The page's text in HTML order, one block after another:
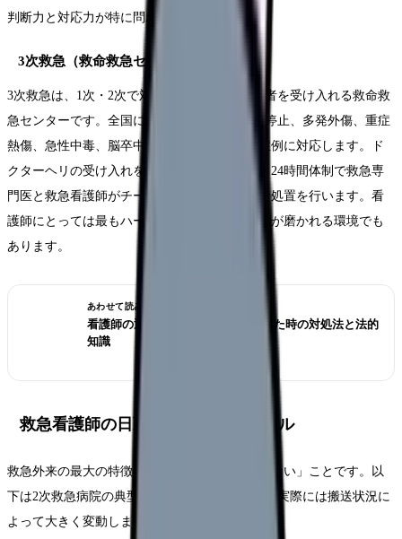
判断力と対応力が特に問われる現場です。
3次救急（救命救急センター）
3次救急は、1次・2次で対応できない重篤な患者を受け入れる救命救
急センターです。全国に約300施設あり、心肺停止、多発外傷、重症
熱傷、急性中毒、脳卒中超急性期などの最重症例に対応します。ド
クターヘリの受け入れを行う施設もあります。24時間体制で救急専
門医と救急看護師がチームを組み、高度な救命処置を行います。看
護師にとっては最もハードですが、最もスキルが磨かれる環境でも
あります。
あわせて読みたい
看護師の退職交渉術｜引き止められた時の対処法と法的
知識
救急看護師の日勤タイムスケジュール
救急外来の最大の特徴は「スケジュールが読めない」ことです。以
下は2次救急病院の典型的な日勤の流れですが、実際には搬送状況に
よって大きく変動します。